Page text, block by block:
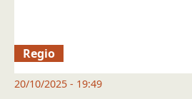
Regio
20/10/2025 - 19:49